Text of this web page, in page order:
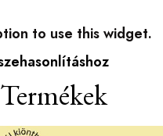
to use this widget.